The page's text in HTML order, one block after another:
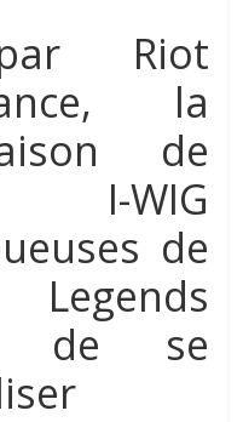
Riot
la
de
I-WIG
de
de se